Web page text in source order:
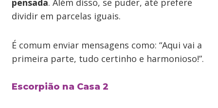
dividir em parcelas iguais.
É comum enviar mensagens como: “Aqui vai a
primeira parte, tudo certinho e harmonioso!”.
Escorpião na Casa 2